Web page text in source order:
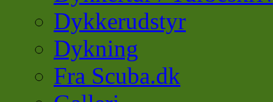
Dykkerudstyr
Dykning
Fra Scuba.dk